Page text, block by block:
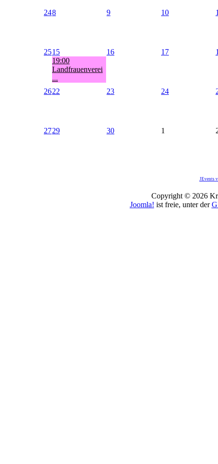
248 9 10
2515
19:00
Landfrauenverei
...
16 17
2622 23 24
2729 30 1
JEvents
Copyright © 2026
Joomla! ist freie, unter der